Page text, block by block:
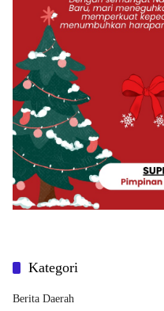
Kategori
Berita Daerah